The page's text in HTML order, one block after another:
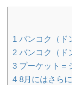
1 バンコク（ド
2 バンコク（ド
3 プーケット＝
4 8月にはさら